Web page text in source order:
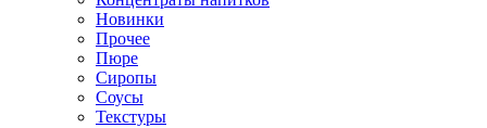
Новинки
Прочее
Пюре
Сиропы
Соусы
Текстуры